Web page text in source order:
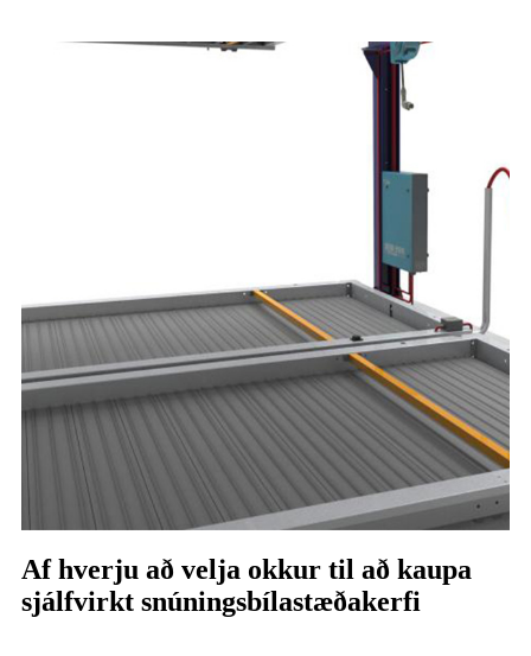
Af hverju að velja okkur til að kaupa
sjálfvirkt snúningsbílastæðakerfi